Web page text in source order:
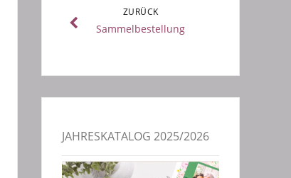
ZURÜCK
Sammelbestellung
JAHRESKATALOG 2025/2026